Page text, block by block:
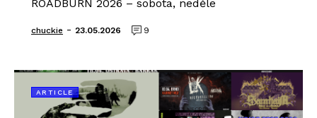
ROADBURN 2026 – sobota, neděle
chuckie - 23.05.2026 9
ARTICLE